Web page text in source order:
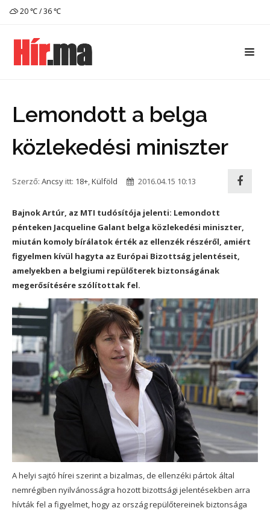
20 ℃ / 36 ℃
Lemondott a belga
közlekedési miniszter
Szerző: Ancsy itt: 18+,Külföld 2016.04.15 10:13
Bajnok Artúr, az MTI tudósítója jelenti: Lemondott
pénteken Jacqueline Galant belga közlekedési miniszter,
miután komoly bírálatok érték az ellenzék részéről, amiért
figyelmen kívül hagyta az Európai Bizottság jelentéseit,
amelyekben a belgiumi repülőterek biztonságának
megerősítésére szólítottak fel.
A helyi sajtó hírei szerint a bizalmas, de ellenzéki pártok által
nemrégiben nyilvánosságra hozott bizottsági jelentésekben arra
hívták fel a figyelmet, hogy az ország repülőtereinek biztonsága